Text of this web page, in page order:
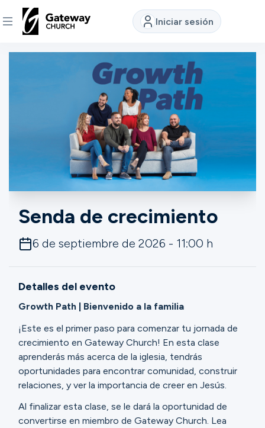
Iniciar sesión
Conectar
Dar
Buscar
Senda de crecimiento
6 de septiembre de 2026 - 11:00 h
Detalles del evento
Growth Path | Bienvenido a la familia
¡Este es el primer paso para comenzar tu jornada de
crecimiento en Gateway Church! En esta clase
aprenderás más acerca de la iglesia, tendrás
oportunidades para encontrar comunidad, construir
relaciones, y ver la importancia de creer en Jesús.
Al finalizar esta clase, se le dará la oportunidad de
convertirse en miembro de Gateway Church. Lea